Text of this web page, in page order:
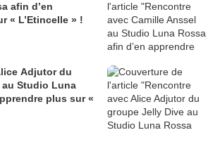
afin d’en
« L’Etincelle » !
Adjutor du
Studio Luna
plus sur «